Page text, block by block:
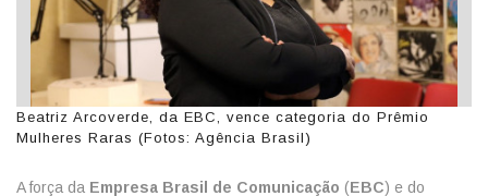
Beatriz Arcoverde, da EBC, vence categoria do Prêmio
Mulheres Raras (Fotos: Agência Brasil)
A força da Empresa Brasil de Comunicação (EBC) e do